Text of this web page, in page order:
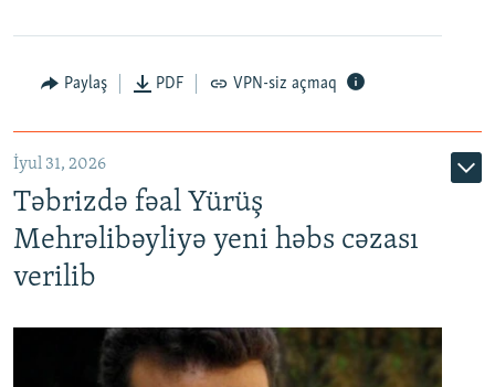
Paylaş PDF VPN-siz açmaq
İyul 31, 2026
Təbrizdə fəal Yürüş
Mehrəlibəyliyə yeni həbs cəzası
verilib